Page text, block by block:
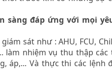
sàng đáp ứng với mọi
sát như : AHU, FCU,
làm nhiệm vụ thu thập các
áp,... Và thực thi các lệnh